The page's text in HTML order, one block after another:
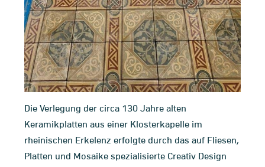
Die Verlegung der circa 130 Jahre alten
Keramikplatten aus einer Klosterkapelle im
rheinischen Erkelenz erfolgte durch das auf Fliesen,
Platten und Mosaike spezialisierte Creativ Design